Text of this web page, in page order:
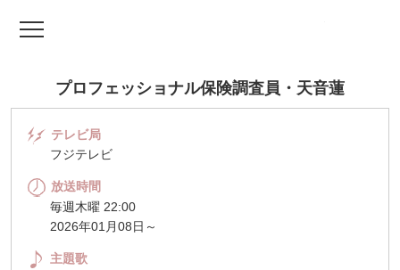
プロフェッショナル保険調査員・天音蓮
テレビ局
フジテレビ
放送時間
毎週木曜 22:00
2026年01月08日～
主題歌